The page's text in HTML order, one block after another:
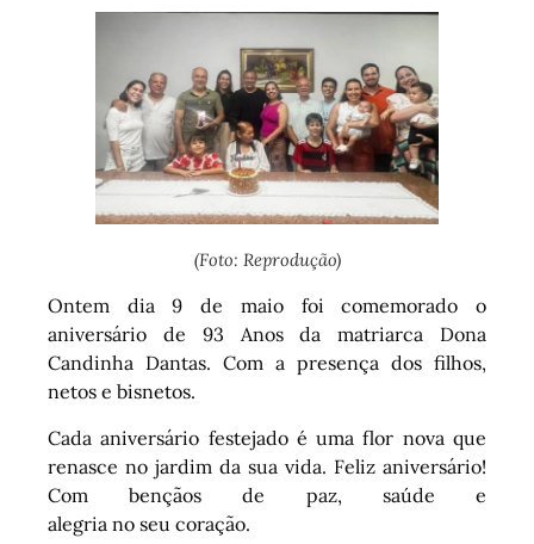
(Foto: Reprodução)
Ontem dia 9 de maio foi comemorado o
aniversário de 93 Anos da matriarca Dona
Candinha Dantas. Com a presença dos filhos,
netos e bisnetos.
Cada aniversário festejado é uma flor nova que
renasce no jardim da sua vida. Feliz aniversário!
Com bençãos de paz, saúde e
alegria no seu coração.